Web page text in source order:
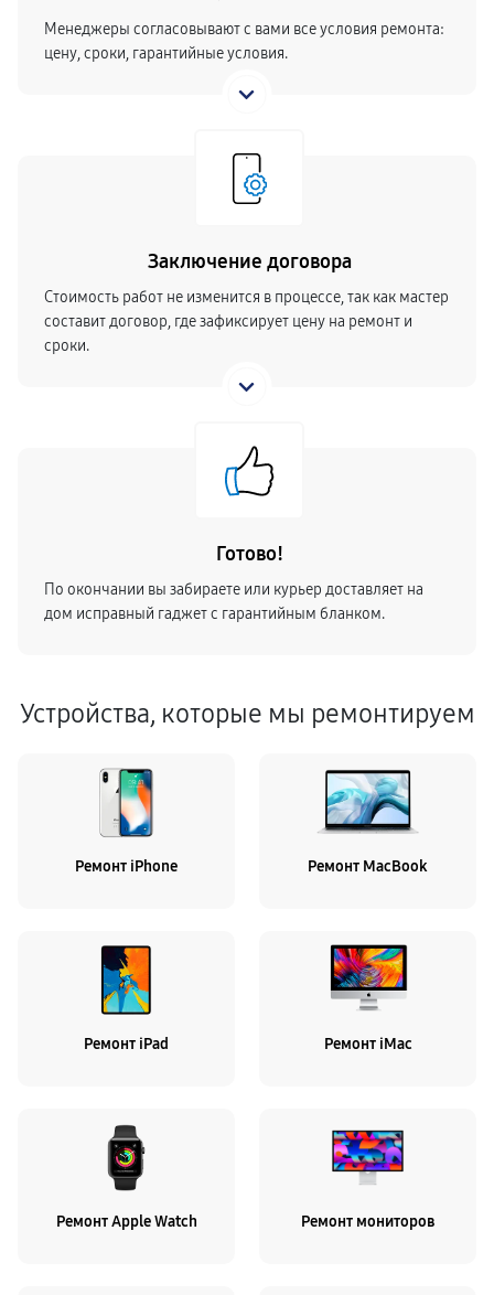
Менеджеры согласовывают с вами все условия ремонта:
цену, сроки, гарантийные условия.
Заключение договора
Стоимость работ не изменится в процессе, так как мастер
составит договор, где зафиксирует цену на ремонт и
сроки.
Готово!
По окончании вы забираете или курьер доставляет на
дом исправный гаджет с гарантийным бланком.
Устройства, которые мы ремонтируем
Ремонт iPhone Ремонт MacBook
Ремонт iPad Ремонт iMac
Ремонт Apple Watch Ремонт мониторов